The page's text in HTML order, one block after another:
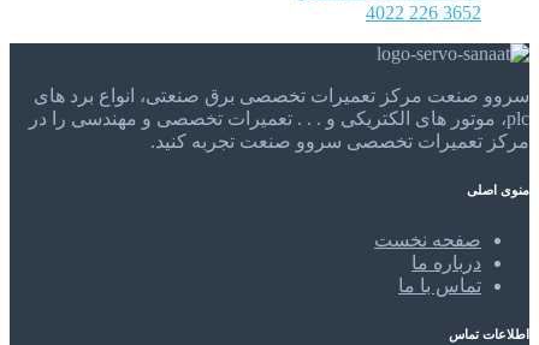
3652 226 4022
سروو صنعت مرکز تعمیرات تخصصی برق صنعتی، انواع برد های
plc، موتور های الکتریکی و . . . تعمیرات تخصصی و مهندسی را در
مرکز تعمیرات تخصصی سروو صنعت تجربه کنید.
منوی اصلی
صفحه نخست
درباره ما
تماس با ما
اطلاعات تماس